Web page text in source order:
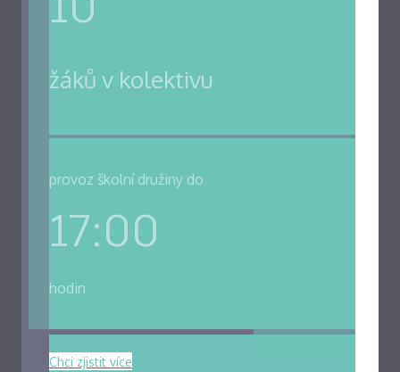
10
žáků v kolektivu
provoz školní družiny do
17:00
hodin
Chci zjistit více